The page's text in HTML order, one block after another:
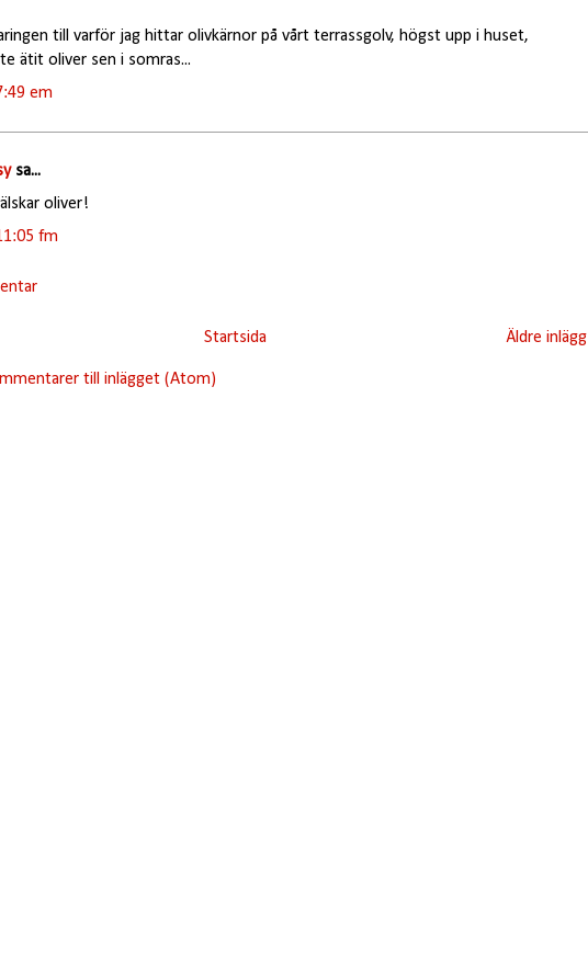
till varför jag hittar olivkärnor på vårt terrassgolv, högst upp i huset,
ätit oliver sen i somras...
em
sa...
oliver!
fm
Äldre inlägg
Startsida
till inlägget (Atom)